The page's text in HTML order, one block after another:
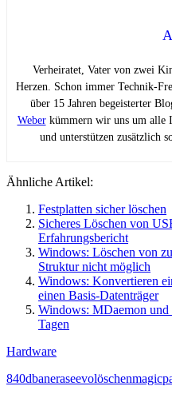
Verheiratet, Vater von zwei
Herzen. Schon immer Technik-
über 15 Jahren begeisterter
Weberkümmern wir uns um alle
und unterstützen zusätzlich
Ähnliche Artikel:
Festplatten sicher löschen
Sicheres Löschen von
Erfahrungsbericht
Windows: Löschen von
Struktur nicht möglich
Windows: Konvertieren
einen Basis-Datenträger
Windows: MDaemon und
Tagen
Hardware
840dbaneraseevolöschenmagic